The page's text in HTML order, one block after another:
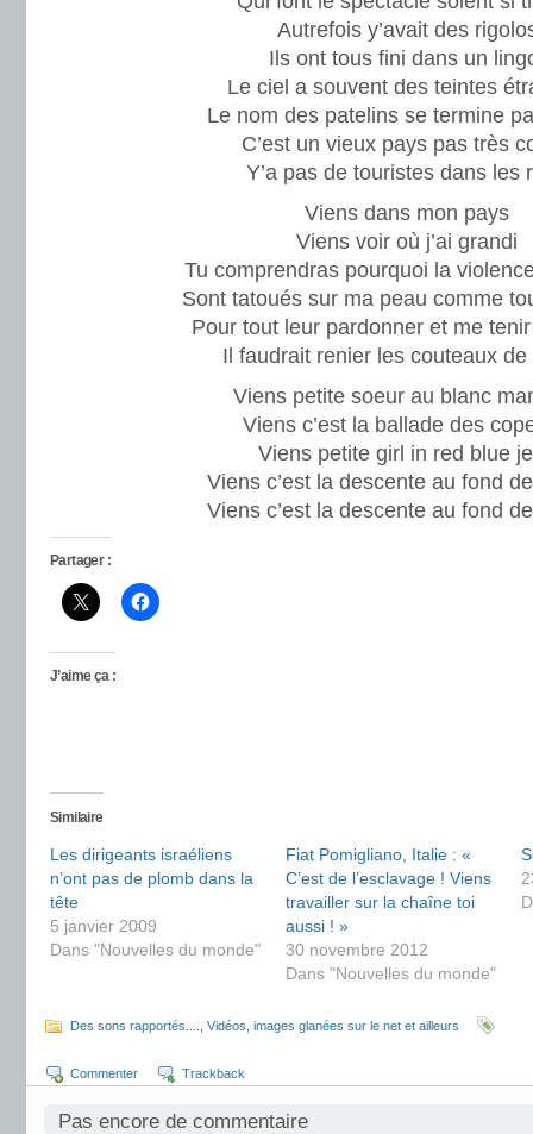
Autrefois y’avait des
Ils ont tous fini dans un
Le ciel a souvent des teintes
Le nom des patelins se termine
C’est un vieux pays pas très
Y’a pas de touristes dans les
Viens dans mon pays
Viens voir où j’ai grandi
Tu comprendras pourquoi la
Sont tatoués sur ma peau comme
Pour tout leur pardonner et me
Il faudrait renier les couteaux de
Viens petite soeur au blanc
Viens c’est la ballade des
Viens petite girl in red blue
Viens c’est la descente au fond
Viens c’est la descente au fond
Partager :
J’aime ça :
Similaire
Les dirigeants israéliens
n’ont pas de plomb dans la
tête
5 janvier 2009
Dans "Nouvelles du monde"
Fiat Pomigliano, Italie : «
C’est de l’esclavage ! Viens
travailler sur la chaîne toi
aussi ! »
30 novembre 2012
Dans "Nouvelles du monde"
Des sons rapportés.... Vidéos, images glanées sur le net et ailleurs
Commenter Trackback
Pas encore de commentaire